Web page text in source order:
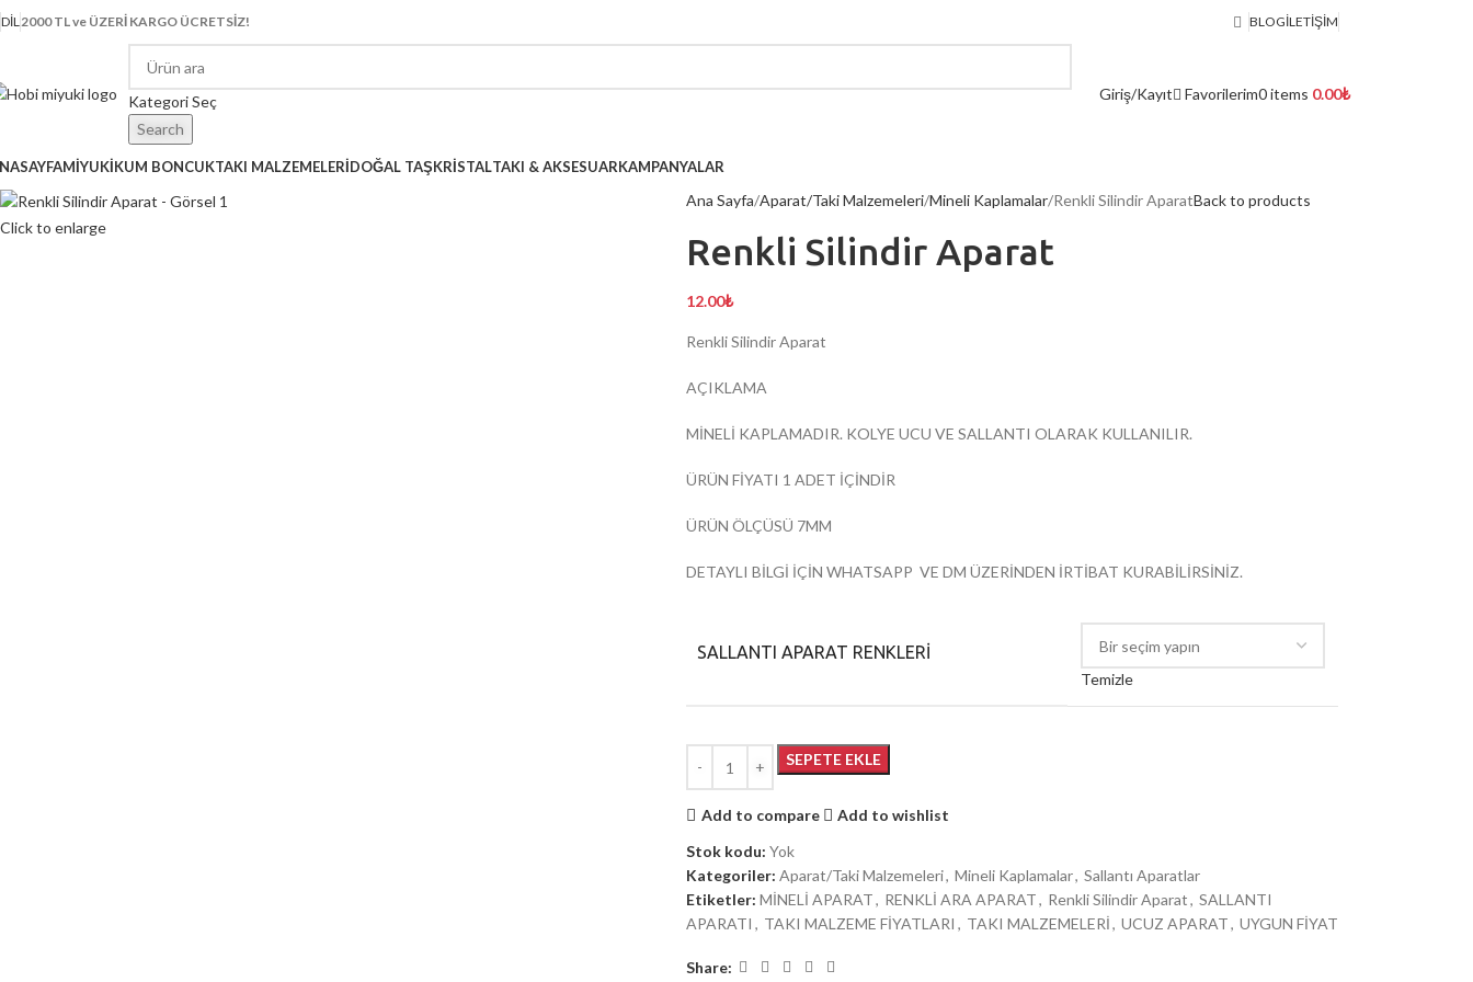
DIL2000 TL ve ÜZERİ KARGO ÜCRETSİZ! BLOGİLETIŞIM
Kategori Seç
Search
Giriş/Kayıt Favorilerim0items 0.00₺
MİYUKİKUM BONCUKTAKI MALZEMELERİDOĞAL TAŞKRİSTALTAKI & AKSESUARKAMPANYALAR
Click to enlarge
Ana Sayfa Aparat/Taki Malzemeleri Mineli Kaplamalar Renkli Silindir AparatBack to products
Renkli Silindir Aparat
12.00₺
Renkli Silindir Aparat
AÇIKLAMA
MİNELİ KAPLAMADIR. KOLYE UCU VE SALLANTI OLARAK KULLANILIR.
ÜRÜN FİYATI 1 ADET İÇİNDİR
ÜRÜN ÖLÇÜSÜ 7MM
DETAYLI BİLGİ İÇİN WHATSAPP VE DM ÜZERİNDEN İRTİBAT KURABİLİRSİNİZ.
SALLANTI APARAT RENKLERİ
Temizle
SEPETE EKLE
Add to compare
Add to wishlist
Stok kodu: Yok
Kategoriler: Aparat/Taki Malzemeleri, Mineli Kaplamalar, Sallantı Aparatlar
Etiketler: MİNELİ APARAT, RENKLİ ARA APARAT, Renkli Silindir Aparat, SALLANTI
APARATI , TAKI MALZEME FİYATLARI , TAKI MALZEMELERİ, UCUZ APARAT, UYGUN FİYAT
Share: